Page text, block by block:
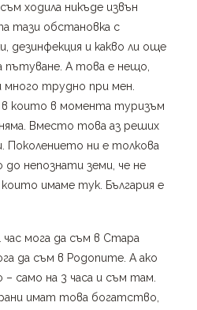
ходила никъде извън
тази обстановка с
дезинфекция и какво ли още
пътуване. А това е нещо,
много трудно при мен.
в които в момента туризъм
Вместо това аз реших
Поколението ни е толкова
непознати земи, че не
имаме тук. България е
час мога да съм в Стара
да съм в Родопите. А ако
само на 3 часа и съм там.
имат това богатство,